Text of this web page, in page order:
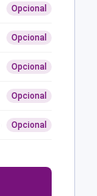
Opcional
Opcional
Opcional
Opcional
Opcional